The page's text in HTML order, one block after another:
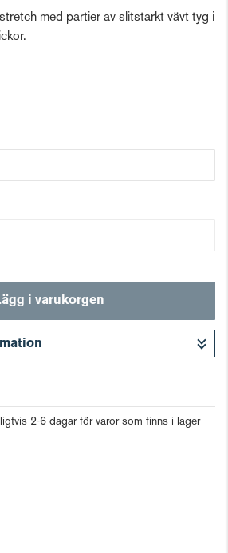
med partier av slitstarkt vävt tyg i
i varukorgen
2-6 dagar för varor som finns i lager